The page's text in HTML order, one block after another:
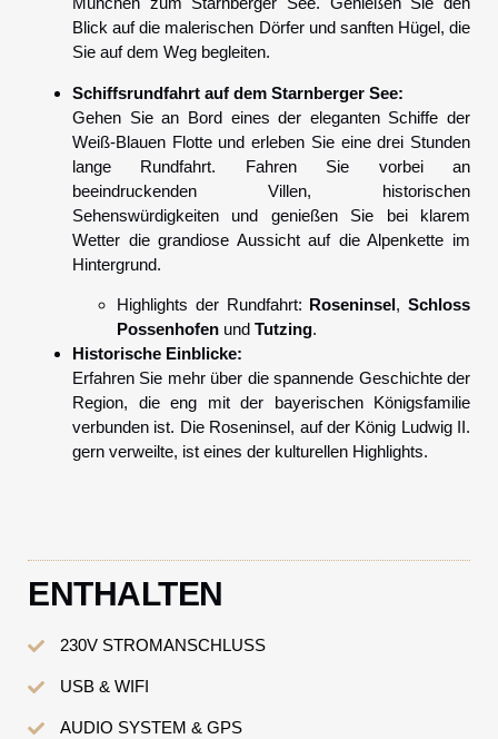
Blick auf die malerischen Dörfer und sanften Hügel, die
Sie auf dem Weg begleiten.
Schiffsrundfahrt auf dem Starnberger See:
Gehen Sie an Bord eines der eleganten Schiffe der
Weiß-Blauen Flotte und erleben Sie eine drei Stunden
lange Rundfahrt. Fahren Sie vorbei an
beeindruckenden Villen, historischen
Sehenswürdigkeiten und genießen Sie bei klarem
Wetter die grandiose Aussicht auf die Alpenkette im
Hintergrund.
Highlights der Rundfahrt: Roseninsel, Schloss
Possenhofen und Tutzing.
Historische Einblicke:
Erfahren Sie mehr über die spannende Geschichte der
Region, die eng mit der bayerischen Königsfamilie
verbunden ist. Die Roseninsel, auf der König Ludwig II.
gern verweilte, ist eines der kulturellen Highlights.
ENTHALTEN
230V STROMANSCHLUSS
USB & WIFI
AUDIO SYSTEM & GPS